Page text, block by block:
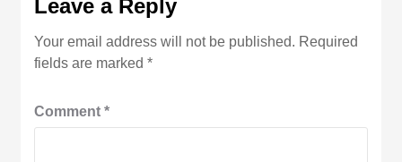
Leave a Reply
Your email address will not be published. Required
fields are marked*
Comment*